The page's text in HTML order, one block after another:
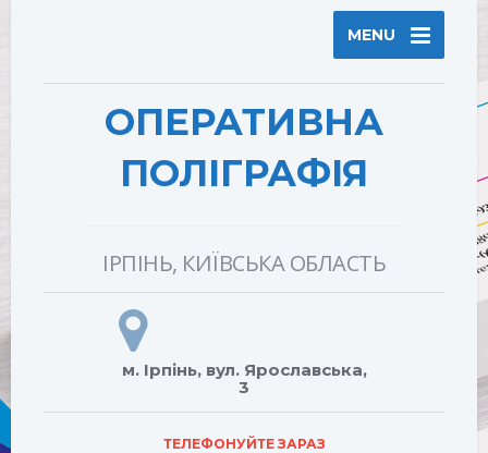
MENU
ОПЕРАТИВНА
ПОЛІГРАФІЯ
ІРПІНЬ, КИЇВСЬКА ОБЛАСТЬ
м. Ірпінь, вул. Ярославська,
3
ТЕЛЕФОНУЙТЕ ЗАРАЗ